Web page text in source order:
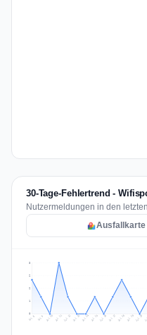
30-Tage-Fehlertrend -
Nutzermeldungen in den
Ausfallkarte
1
2
2
3
Jul 8 Jul 9 Jul 10 Jul 11 Jul 12 Jul 13 Jul 14 Jul 15 Jul 16 Jul 17 Jul 18 Jul 19 Jul 20